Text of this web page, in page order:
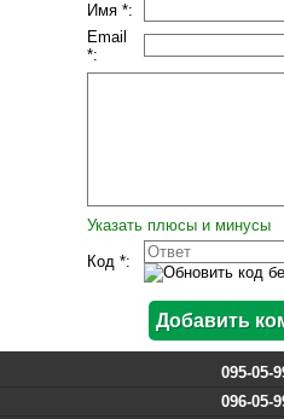
Имя *:
Email
*:
Указать плюсы и минусы
Код *:
095-05-
096-05-